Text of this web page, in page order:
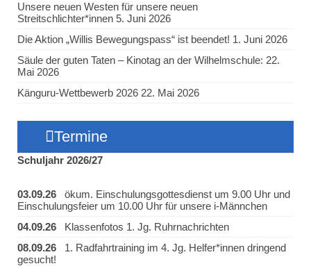
Unsere neuen Westen für unsere neuen
Streitschlichter*innen 5. Juni 2026
Die Aktion „Willis Bewegungspass“ ist beendet! 1. Juni 2026
Säule der guten Taten – Kinotag an der Wilhelmschule: 22.
Mai 2026
Känguru-Wettbewerb 2026 22. Mai 2026
Termine
Schuljahr 2026/27
03.09.26 ökum. Einschulungsgottesdienst um 9.00 Uhr und
Einschulungsfeier um 10.00 Uhr für unsere i-Männchen
04.09.26 Klassenfotos 1. Jg. Ruhrnachrichten
08.09.26 1. Radfahrtraining im 4. Jg. Helfer*innen dringend
gesucht!